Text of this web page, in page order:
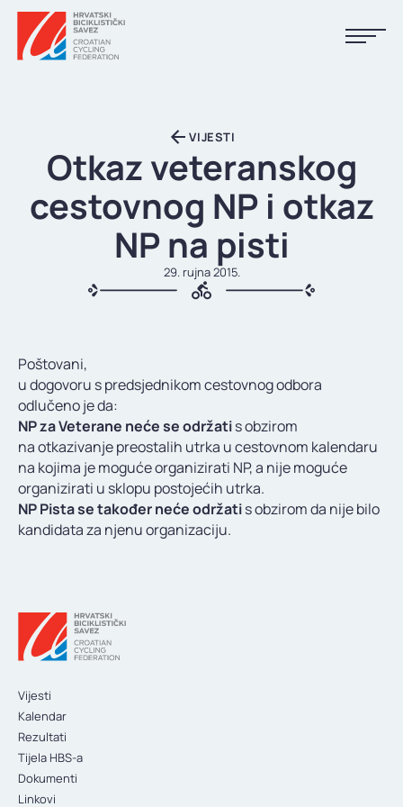
KALENDAR
REZULTATI
TIJELA HBS-A
LINKOVI
KONTAKT
VIJESTI
Otkaz veteranskog
cestovnog NP i otkaz
NP na pisti
29. rujna 2015.
Poštovani,
u dogovoru s predsjednikom cestovnog odbora
odlučeno je da:
NP za Veterane neće se održatis obzirom
na otkazivanje preostalih utrka u cestovnom kalendaru
na kojima je moguće organizirati NP, a nije moguće
organizirati u sklopu postojećih utrka.
NP Pista se također neće održatis obzirom da nije bilo
kandidata za njenu organizaciju.
Vijesti
Kalendar
Rezultati
Tijela HBS-a
Dokumenti
Linkovi